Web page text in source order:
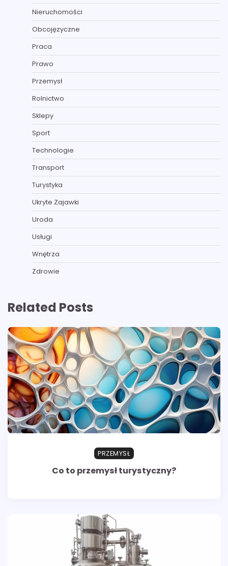
Nieruchomości
Obcojęzyczne
Praca
Prawo
Przemysł
Rolnictwo
Sklepy
Sport
Technologie
Transport
Turystyka
Ukryte Zajawki
Uroda
Usługi
Wnętrza
Zdrowie
Related Posts
PRZEMYSŁ
Co to przemysł turystyczny?